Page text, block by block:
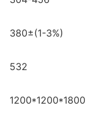
380±(1-3%)
532
1200*1200*1800